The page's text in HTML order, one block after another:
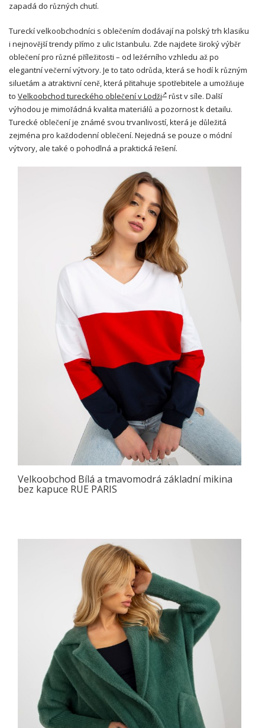
zapadá do různých chutí.
Tureckí velkoobchodníci s oblečením dodávají na polský trh klasiku
i nejnovější trendy přímo z ulic Istanbulu. Zde najdete široký výběr
oblečení pro různé příležitosti – od ležérního vzhledu až po
elegantní večerní výtvory. Je to tato odrůda, která se hodí k různým
siluetám a atraktivní ceně, která přitahuje spotřebitele a umožňuje
to Velkoobchod tureckého oblečení v Lodži
růst v síle. Další
výhodou je mimořádná kvalita materiálů a pozornost k detailu.
Turecké oblečení je známé svou trvanlivostí, která je důležitá
zejména pro každodenní oblečení. Nejedná se pouze o módní
výtvory, ale také o pohodlná a praktická řešení.
Velkoobchod Bílá a tmavomodrá základní mikina
bez kapuce RUE PARIS